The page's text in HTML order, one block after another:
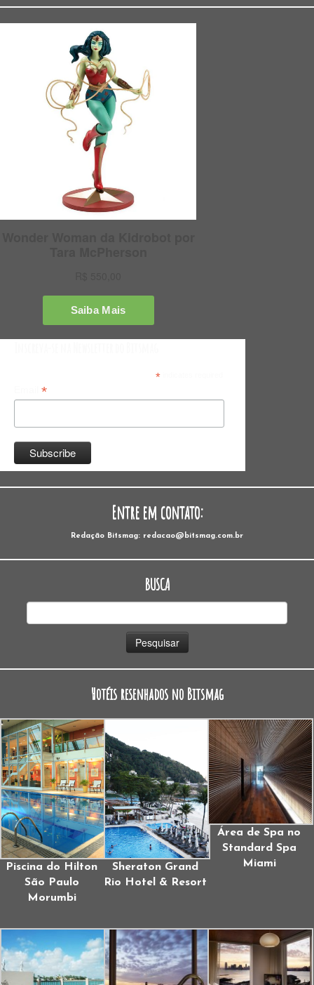
*indicates required
*
Entre em contato:
Redação Bitsmag: redacao@bitsmag.com.br
BUSCA
Hotéis resenhados no Bitsmag
Piscina do Hilton
São Paulo
Morumbi
Sheraton Grand
Rio Hotel & Resort
Área de Spa no
Standard Spa
Miami